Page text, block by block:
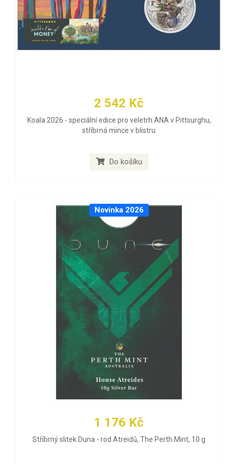
2 542 Kč
Koala 2026 - speciální edice pro veletrh ANA v Pittsurghu,
stříbrná mince v blistru
Do košíku
Novinka 2026
1 176 Kč
Stříbrný slitek Duna - rod Atreidů, The Perth Mint, 10 g